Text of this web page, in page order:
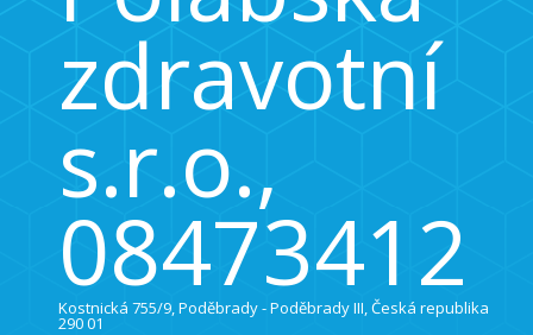
zdravotní
s.r.o.,
08473412
Kostnická 755/9, Poděbrady - Poděbrady III, Česká republika
290 01